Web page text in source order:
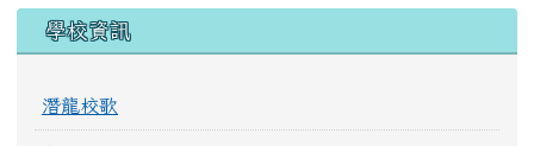
學校資訊
潛龍校歌